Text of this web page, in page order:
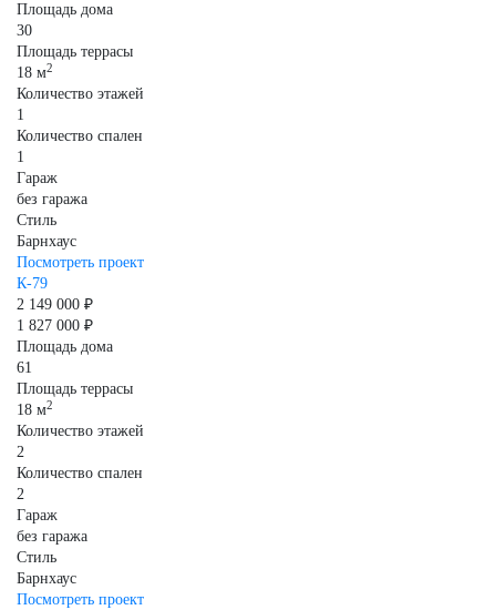
Площадь дома
30
Площадь террасы
18 м2
Количество этажей
1
Количество спален
1
Гараж
без гаража
Стиль
Барнхаус
Посмотреть проект
К-79
2 149 000 ₽
1 827 000 ₽
Площадь дома
61
Площадь террасы
18 м2
Количество этажей
2
Количество спален
2
Гараж
без гаража
Стиль
Барнхаус
Посмотреть проект